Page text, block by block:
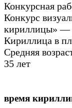
Конкурсная
Конкурс
кириллицы» —
Кириллица в
Средняя
35 лет
время